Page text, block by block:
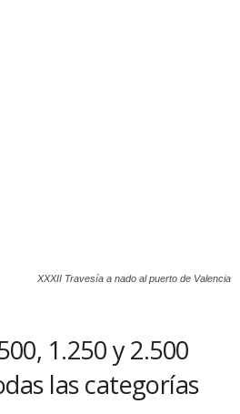
XXXII Travesía a nado al puerto de Valencia
1.250 y 2.500
las categorías